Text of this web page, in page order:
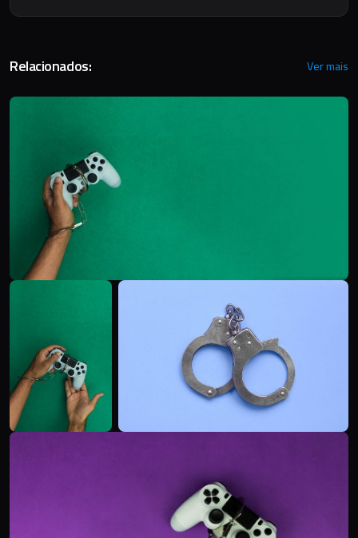
Relacionados: Ver mais